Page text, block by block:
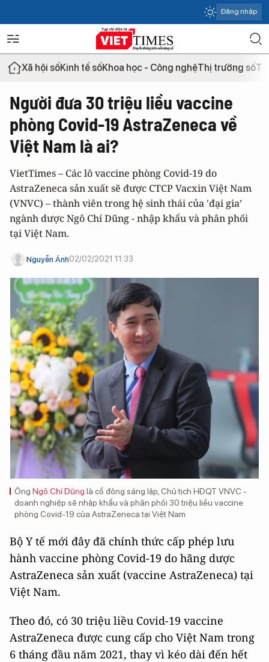
Đăng nhập
Xã hội sốKinh tế sốKhoa học - Công nghệThị trường số
Người đưa 30 triệu liều vaccine
phòng Covid-19 AstraZeneca về
Việt Nam là ai?
VietTimes – Các lô vaccine phòng Covid-19 do
AstraZeneca sản xuất sẽ được CTCP Vacxin Việt Nam
(VNVC) – thành viên trong hệ sinh thái của 'đại gia’
ngành dược Ngô Chí Dũng - nhập khẩu và phân phối
tại Việt Nam.
Nguyễn Ánh02/02/2021 11:33
Ông Ngô Chí Dũng là cổ đông sáng lập, Chủ tịch HĐQT VNVC -
doanh nghiệp sẽ nhập khẩu và phân phối 30 triệu liều vaccine
phòng Covid-19 của AstraZeneca tại Việt Nam
Bộ Y tế mới đây đã chính thức cấp phép lưu
hành vaccine phòng Covid-19 do hãng dược
AstraZeneca sản xuất (vaccine AstraZeneca) tại
Việt Nam.
Theo đó, có 30 triệu liều Covid-19 vaccine
AstraZeneca được cung cấp cho Việt Nam trong
6 tháng đầu năm 2021, thay vì kéo dài đến hết